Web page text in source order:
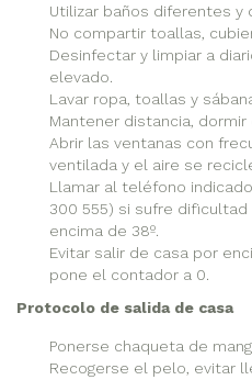
Utilizar baños diferentes y
No compartir toallas,
Desinfectar y limpiar a
elevado.
Lavar ropa, toallas y
Mantener distancia,
Abrir las ventanas con
ventilada y el aire se
Llamar al teléfono
300 555) si sufre
encima de 38º.
Evitar salir de casa por
pone el contador a 0.
Protocolo de salida de casa
Ponerse chaqueta de
Recogerse el pelo, evitar